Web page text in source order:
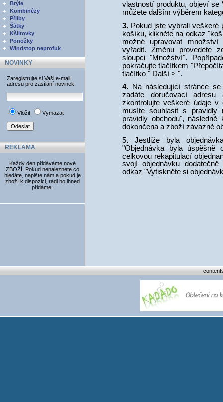
Brýle
Kombinézy
Přilby
Šátky
Kšiltovky
Ponožky
Windstop neprofuk
NOVINKY
Zaregistrujte si Vaši e-mail
adresu pro zasílání novinek.
Vložit Vymazat
REKLAMA
Každý den přidáváme nové
ZBOŽÍ. Pokud nenaleznete co
hledáte, napište nám a pokud je
zboží k dispozici, rádi ho ihned
přidáme.
vlastností produktu, objeví
můžete dalším výběrem
3. Pokud jste vybrali veškeré
košíku, klikněte na odkaz
možné upravovat množství
vyřadit. Změnu provedete
sloupci "Množství".
pokračujte tlačítkem
tlačítko " Další > ".
4. Na následující stránce
zadáte doručovací
zkontrolujte veškeré údaje v
musíte souhlasit s pravidly
pravidly obchodu",
dokončena a zboží závazně
5. Jestliže byla
"Objednávka byla úspěšně
celkovou rekapitulací
svojí objednávku
odkaz "Vytiskněte si